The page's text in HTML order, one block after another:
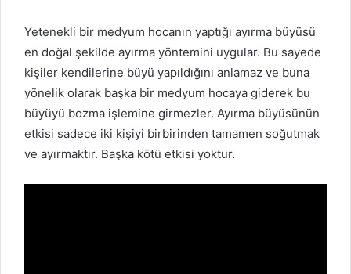
Yetenekli bir medyum hocanın yaptığı ayırma büyüsü
en doğal şekilde ayırma yöntemini uygular. Bu sayede
kişiler kendilerine büyü yapıldığını anlamaz ve buna
yönelik olarak başka bir medyum hocaya giderek bu
büyüyü bozma işlemine girmezler. Ayırma büyüsünün
etkisi sadece iki kişiyi birbirinden tamamen soğutmak
ve ayırmaktır. Başka kötü etkisi yoktur.